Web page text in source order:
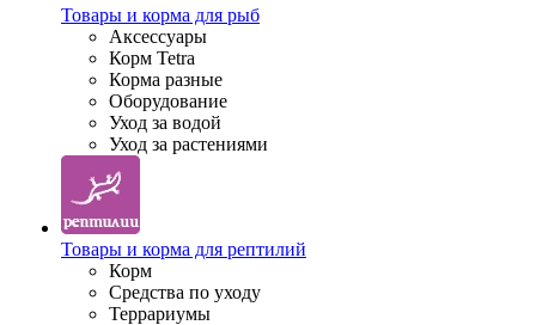
Товары и корма для рыб
Аксессуары
Корм Tetra
Корма разные
Оборудование
Уход за водой
Уход за растениями
Товары и корма для рептилий
Корм
Средства по уходу
Террариумы